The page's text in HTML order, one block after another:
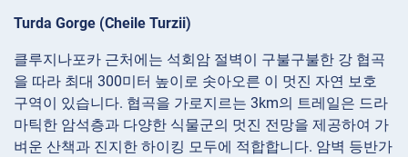
Turda Gorge (Cheile Turzii)
클루지나포카 근처에는 석회암 절벽이 구불구불한 강 협곡
을 따라 최대 300미터 높이로 솟아오른 이 멋진 자연 보호
구역이 있습니다. 협곡을 가로지르는 3km의 트레일은 드라
마틱한 암석층과 다양한 식물군의 멋진 전망을 제공하여 가
벼운 산책과 진지한 하이킹 모두에 적합합니다. 암벽 등반가